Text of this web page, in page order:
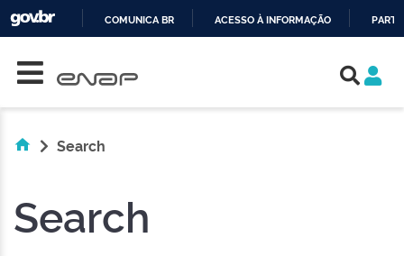
COMUNICA BR ACESSO À INFORMAÇÃO
Search
Search